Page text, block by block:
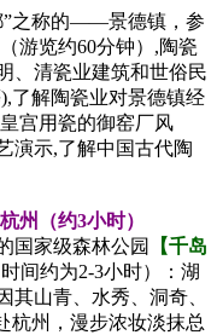
”之称的——景德镇，参
（游览约60分钟）,陶瓷
、清瓷业建筑和世俗民
了解陶瓷业对景德镇经
宫用瓷的御窑厂风
演示,了解中国古代陶
州（约3小时）
国家级森林公园
【千岛
间约为2-3小时）：湖
其山青、水秀、洞奇、
杭州，漫步浓妆淡抹总